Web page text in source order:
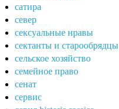
сатира
север
сексуальные нравы
сектанты и старообрядцы
сельское хозяйство
семейное право
сенат
сервис